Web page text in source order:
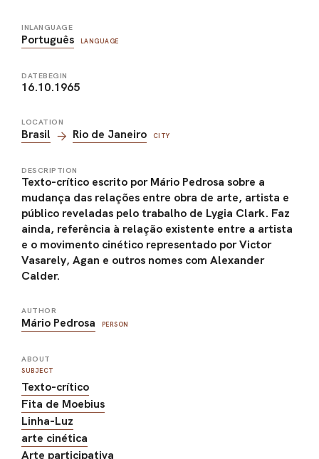
INLANGUAGE
Português LANGUAGE
DATEBEGIN
16.10.1965
LOCATION
Brasil Rio de Janeiro CITY
DESCRIPTION
Texto-crítico escrito por Mário Pedrosa sobre a
mudança das relações entre obra de arte, artista e
público reveladas pelo trabalho de Lygia Clark. Faz
ainda, referência à relação existente entre a artista
e o movimento cinético representado por Victor
Vasarely, Agan e outros nomes com Alexander
Calder.
AUTHOR
Mário Pedrosa PERSON
ABOUT
SUBJECT
Texto-crítico
Fita de Moebius
Linha-Luz
arte cinética
Arte participativa